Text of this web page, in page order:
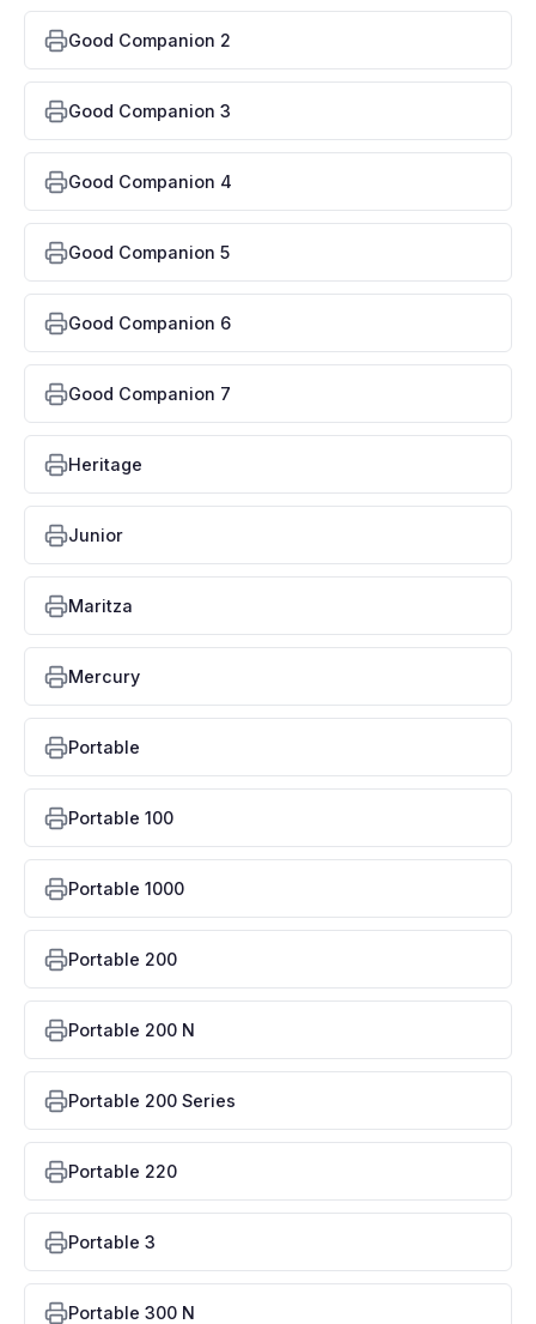
Good Companion 2
Good Companion 3
Good Companion 4
Good Companion 5
Good Companion 6
Good Companion 7
Heritage
Junior
Maritza
Mercury
Portable
Portable 100
Portable 1000
Portable 200
Portable 200 N
Portable 200 Series
Portable 220
Portable 3
Portable 300 N